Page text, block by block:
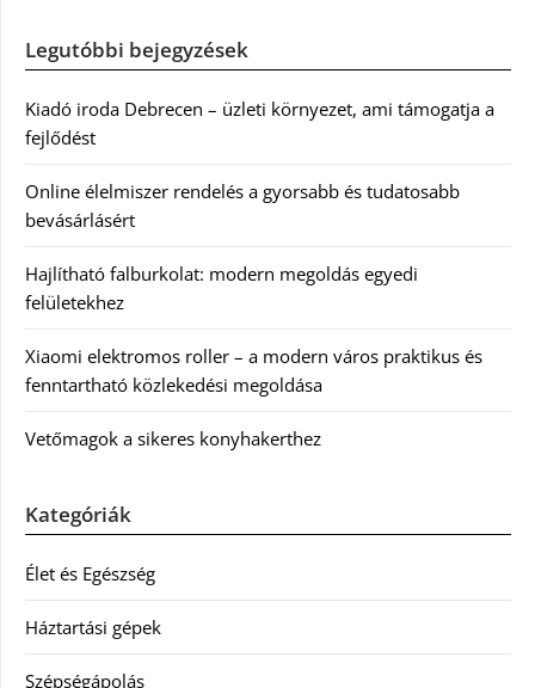
Legutóbbi bejegyzések
Kiadó iroda Debrecen – üzleti környezet, ami támogatja a
fejlődést
Online élelmiszer rendelés a gyorsabb és tudatosabb
bevásárlásért
Hajlítható falburkolat: modern megoldás egyedi
felületekhez
Xiaomi elektromos roller – a modern város praktikus és
fenntartható közlekedési megoldása
Vetőmagok a sikeres konyhakerthez
Kategóriák
Élet és Egészség
Háztartási gépek
Szépségápolás